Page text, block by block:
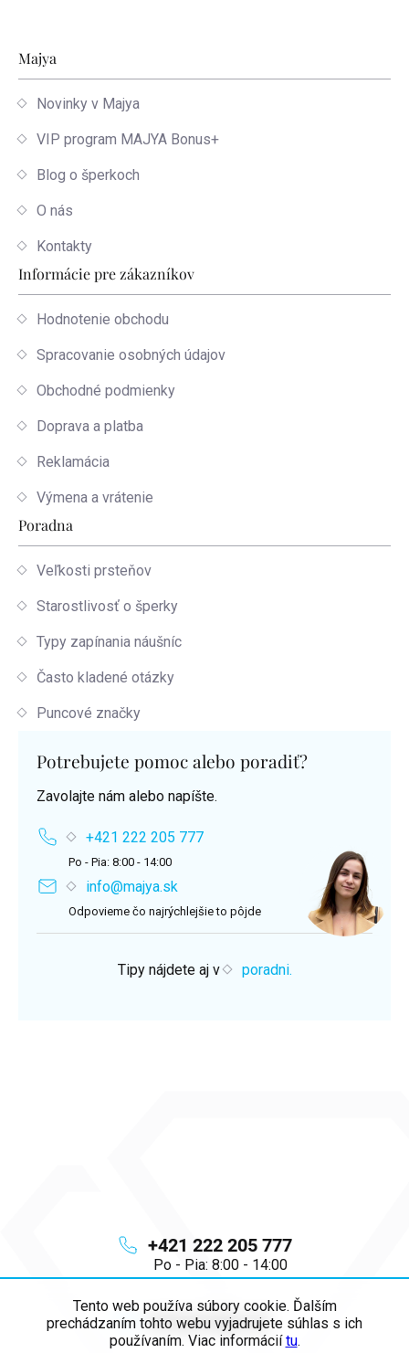
Tento web používa súbory cookie. Ďalším
prechádzaním tohto webu vyjadrujete súhlas s ich
používaním. Viac informáciítu.
Zápätie
info@majya.sk
+421 222 205 777
Po - Pia: 8:00 - 14:00
Majya
Novinky v Majya
VIP program MAJYA Bonus+
Blog o šperkoch
O nás
Kontakty
Informácie pre zákazníkov
Hodnotenie obchodu
Spracovanie osobných údajov
Obchodné podmienky
Doprava a platba
Reklamácia
Výmena a vrátenie
Poradna
Veľkosti prsteňov
Starostlivosť o šperky
Typy zapínania náušníc
Často kladené otázky
Puncové značky
Potrebujete pomoc alebo poradiť?
Zavolajte nám alebo napíšte.
+421 222 205 777
Po - Pia: 8:00 - 14:00
info@majya.sk
Odpovieme čo najrýchlejšie to pôjde
Tipy nájdete aj v poradni.